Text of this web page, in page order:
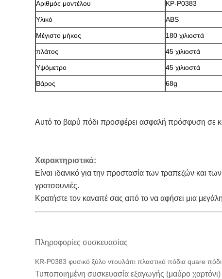
Αριθμός μοντέλου ΚΡ-P0383
Υλικό ABS
Μέγιστο μήκος 180 χιλιοστά
πλάτος 45 χιλιοστά
Υψόμετρο 45 χιλιοστά
Βάρος 68g
Αυτό το βαρύ πόδι προσφέρει ασφαλή πρόσφυση σε
Χαρακτηριστικά:
Είναι ιδανικό για την προστασία των τραπεζών και
γρατσουνιές.
Κρατήστε τον καναπέ σας από το να αφήσει μια
Πληροφορίες συσκευασίας
KR-P0383 φυσικό ξύλο ντουλάπι πλαστικό πόδια quare
Τυποποιημένη συσκευασία εξαγωγής (μαύρο